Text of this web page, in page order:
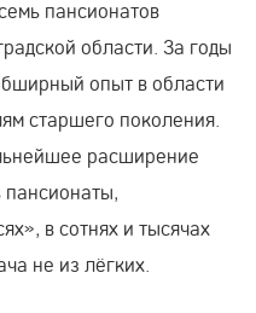
пансионатов
области. За годы
опыт в области
старшего поколения.
расширение
пансионаты,
в сотнях и тысячах
не из лёгких.